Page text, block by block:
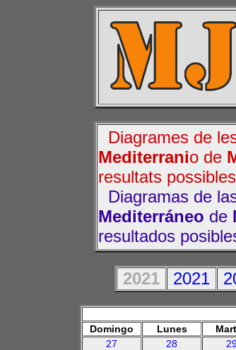
Diagrames de
Mediterranio de
resultats
Diagramas de
Mediterráneo de
resultados
2021 2021
Domingo
Lunes
27
28